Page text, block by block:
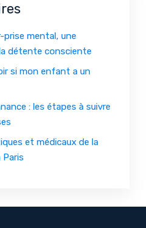
prise mental, une
détente consciente
si mon enfant a un
: les étapes à suivre
et médicaux de la